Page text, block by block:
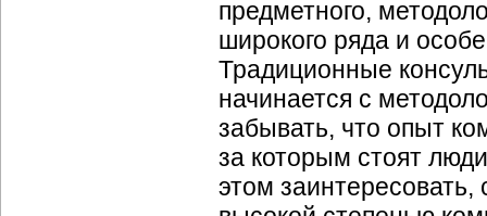
предметного,
широкого ряда и
Традиционные
начинается с
забывать, что опыт
за которым стоят
этом